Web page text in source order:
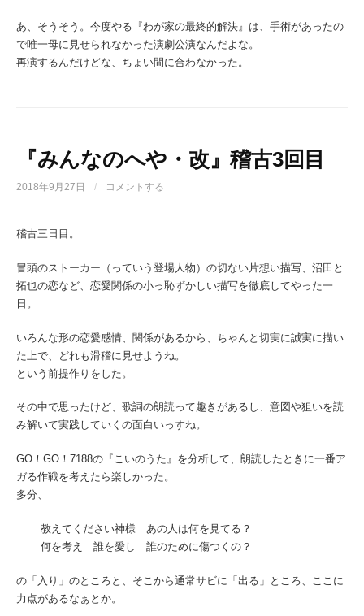
あ、そうそう。今度やる『わが家の最終的解決』は、手術があったの
で唯一母に見せられなかった演劇公演なんだよな。
再演するんだけどな、ちょい間に合わなかった。
『みんなのへや・改』稽古3回目
2018年9月27日 / コメントする
稽古三日目。
冒頭のストーカー（っていう登場人物）の切ない片想い描写、沼田と
拓也の恋など、恋愛関係の小っ恥ずかしい描写を徹底してやった一
日。
いろんな形の恋愛感情、関係があるから、ちゃんと切実に誠実に描い
た上で、どれも滑稽に見せようね。
という前提作りをした。
その中で思ったけど、歌詞の朗読って趣きがあるし、意図や狙いを読
み解いて実践していくの面白いっすね。
GO！GO！7188の『こいのうた』を分析して、朗読したときに一番ア
ガる作戦を考えたら楽しかった。
多分、
教えてください神様 あの人は何を見てる？
何を考え 誰を愛し 誰のために傷つくの？
の「入り」のところと、そこから通常サビに「出る」ところ、ここに
力点があるなぁとか。